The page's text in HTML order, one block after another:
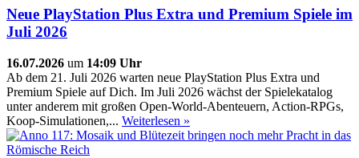
Neue PlayStation Plus Extra und Premium Spiele im
Juli 2026
16.07.2026 um 14:09 Uhr
Ab dem 21. Juli 2026 warten neue PlayStation Plus Extra und
Premium Spiele auf Dich. Im Juli 2026 wächst der Spielekatalog
unter anderem mit großen Open-World-Abenteuern, Action-RPGs,
Koop-Simulationen,... Weiterlesen »